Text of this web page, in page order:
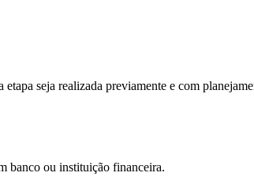
seja realizada previamente e com
banco ou instituição financeira.